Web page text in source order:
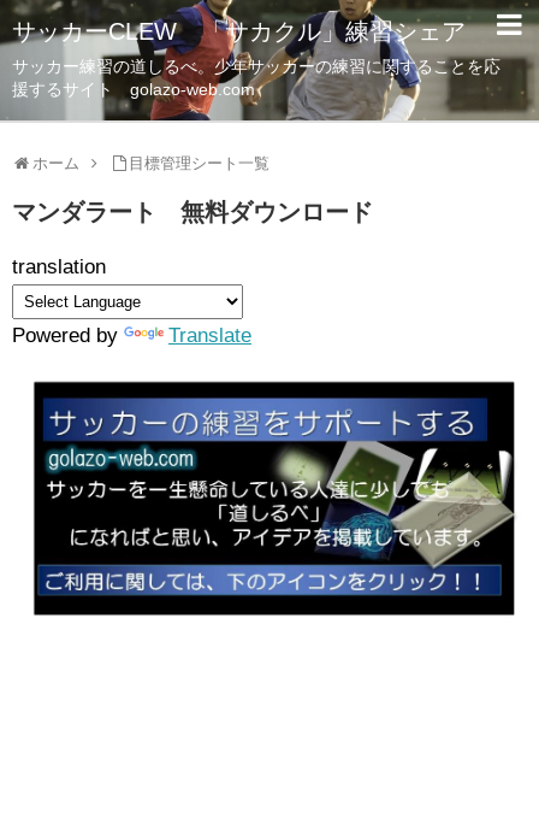
サッカーCLEW 「サカクル」練習シェア
サッカー練習の道しるべ。少年サッカーの練習に関することを応
援するサイト golazo-web.com
ホーム 目標管理シート一覧
マンダラート 無料ダウンロード
translation
Powered by Translate